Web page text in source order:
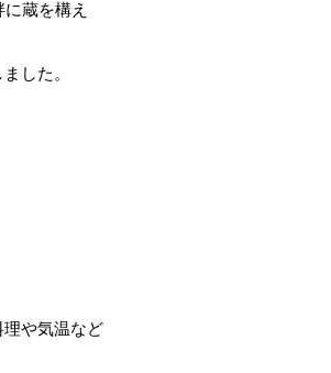
蔵を構え
した。
や気温など